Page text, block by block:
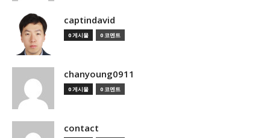
captindavid
0 게시물 0 코멘트
chanyoung0911
0 게시물 0 코멘트
contact